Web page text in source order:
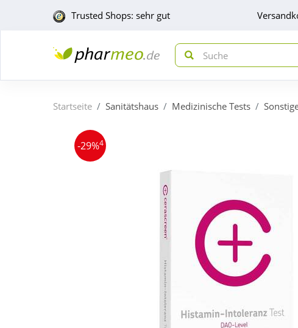
Trusted Shops: sehr gut
Startseite Sanitätshaus Medizinische Tests
-29%4